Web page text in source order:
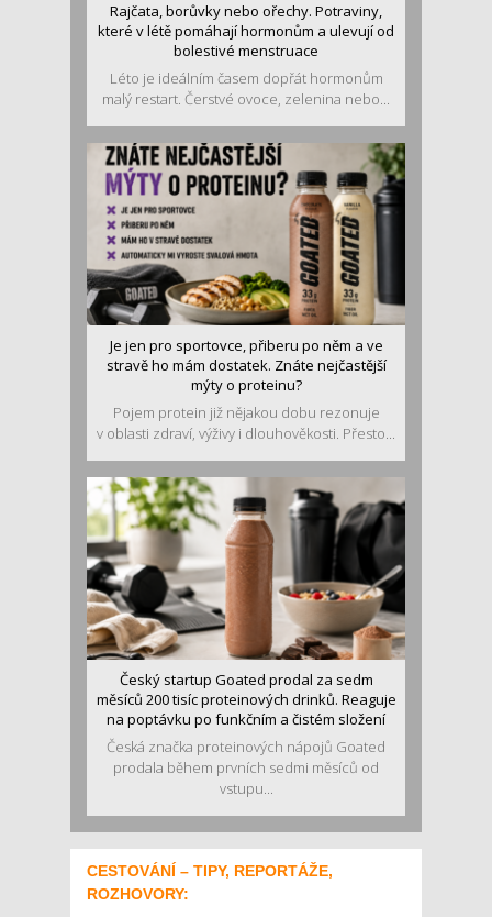
Rajčata, borůvky nebo ořechy. Potraviny,
které v létě pomáhají hormonům a ulevují od
bolestivé menstruace
Léto je ideálním časem dopřát hormonům
malý restart. Čerstvé ovoce, zelenina nebo...
Je jen pro sportovce, přiberu po něm a ve
stravě ho mám dostatek. Znáte nejčastější
mýty o proteinu?
Pojem protein již nějakou dobu rezonuje
v oblasti zdraví, výživy i dlouhověkosti. Přesto...
Český startup Goated prodal za sedm
měsíců 200 tisíc proteinových drinků. Reaguje
na poptávku po funkčním a čistém složení
Česká značka proteinových nápojů Goated
prodala během prvních sedmi měsíců od
vstupu...
CESTOVÁNÍ – TIPY, REPORTÁŽE,
ROZHOVORY: